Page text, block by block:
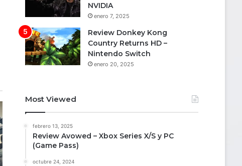
NVIDIA
enero 7, 2025
Review Donkey Kong
Country Returns HD –
Nintendo Switch
enero 20, 2025
Most Viewed
febrero 13, 2025
Review Avowed – Xbox Series X/S y PC
(Game Pass)
octubre 24, 2024